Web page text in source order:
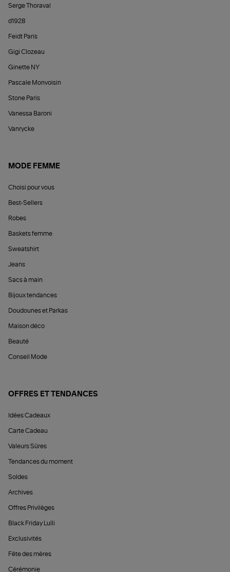
Serge Thoraval
d1928
Feidt Paris
Gigi Clozeau
Ginette NY
Pascale Monvoisin
Stone Paris
Vanessa Baroni
Vanrycke
MODE FEMME
Choisi pour vous
Best-Sellers
Robes
Baskets femme
Sweatshirt
Jeans
Sacs à main
Bijoux tendances
Doudounes et Parkas
Maison déco
Beauté
Conseil Mode
OFFRES ET TENDANCES
Idées Cadeaux
Carte Cadeau
Valeurs Sûres
Tendances du moment
Soldes
Archives
Offres Privilèges
Black Friday Lulli
Exclusivités
Fête des mères
Cérémonie